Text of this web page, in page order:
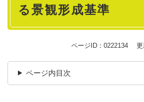
る景観形成基準
ページID：0222134
ページ内目次